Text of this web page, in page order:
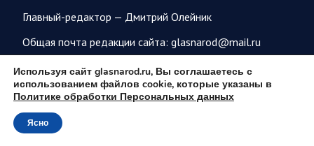
08.08.2026 12:35
Спецоперация
спецоперации 8 августа 2026 года
Новую информацию о ходе проведения ВС РФ
специальной военной операции на 8 августа предоставили
представители группировок «Север», «Запад», «Центр»,
«Юг»…
Главный-редактор — Дмитрий Олейник
Общая почта редакции сайта: glasnarod@mail.ru
ПОДПИСКА
Используя сайт glasnarod.ru, Вы соглашаетесь с
использованием файлов cookie, которые указаны в
Политике обработки Персональных данных
Ясно